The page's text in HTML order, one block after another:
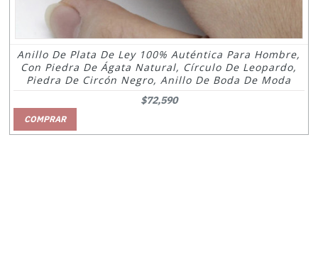
Anillo De Plata De Ley 100% Auténtica Para Hombre,
Con Piedra De Ágata Natural, Círculo De Leopardo,
Piedra De Circón Negro, Anillo De Boda De Moda
$72,590
COMPRAR